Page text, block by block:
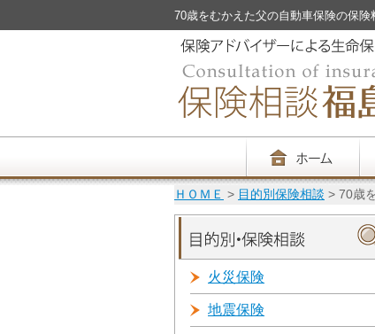
70歳をむかえた父の自動車保険の保
ＨＯＭＥ > 目的別保険相談 > 70歳
火災保険
地震保険